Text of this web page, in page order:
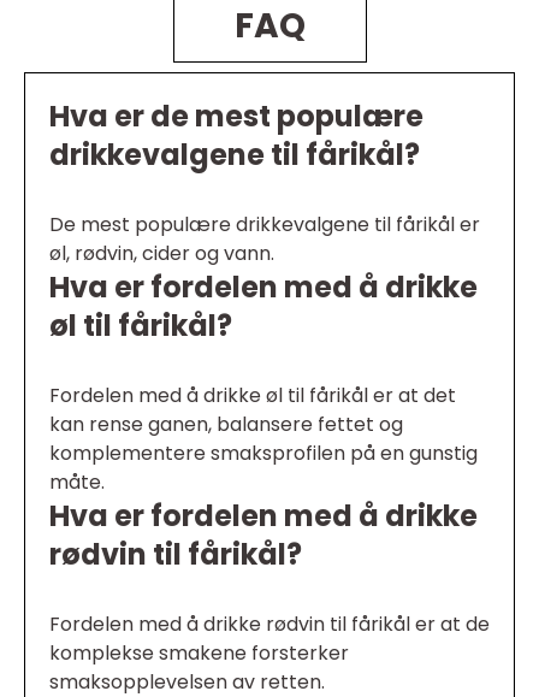
FAQ
Hva er de mest populære
drikkevalgene til fårikål?
De mest populære drikkevalgene til fårikål er
øl, rødvin, cider og vann.
Hva er fordelen med å drikke
øl til fårikål?
Fordelen med å drikke øl til fårikål er at det
kan rense ganen, balansere fettet og
komplementere smaksprofilen på en gunstig
måte.
Hva er fordelen med å drikke
rødvin til fårikål?
Fordelen med å drikke rødvin til fårikål er at de
komplekse smakene forsterker
smaksopplevelsen av retten.